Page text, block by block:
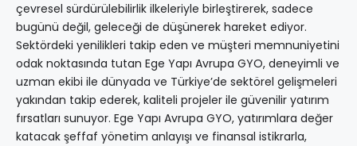
çevresel sürdürülebilirlik ilkeleriyle birleştirerek, sadece
bugünü değil, geleceği de düşünerek hareket ediyor.
Sektördeki yenilikleri takip eden ve müşteri memnuniyetini
odak noktasında tutan Ege Yapı Avrupa GYO, deneyimli ve
uzman ekibi ile dünyada ve Türkiye’de sektörel gelişmeleri
yakından takip ederek, kaliteli projeler ile güvenilir yatırım
fırsatları sunuyor. Ege Yapı Avrupa GYO, yatırımlara değer
katacak şeffaf yönetim anlayışı ve finansal istikrarla,